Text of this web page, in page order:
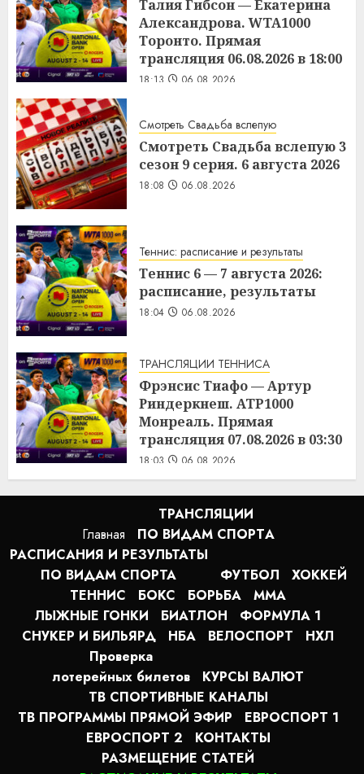
Талия Гибсон — Екатерина
Александрова. WTA1000
Торонто. Прямая
трансляция 06.08.2026 в 18:00
18:13 06.08.2026
Смотреть Свадьба вслепую
Смотреть Свадьба вслепую 3
сезон 9 серия. 6 августа 2026
18:08 06.08.2026
Теннис: расписание и результаты
Теннис 6 — 7 августа 2026:
расписание, результаты
18:04 06.08.2026
ТРАНСЛЯЦИИ ТЕННИСА
Фрэнсис Тиафо — Артур
Риндеркнеш. ATP1000
Монреаль. Прямая
трансляция 07.08.2026 в 03:30
18:03 06.08.2026
Главная
ТРАНСЛЯЦИИ
ПО ВИДАМ СПОРТA
РАСПИСАНИЯ И РЕЗУЛЬТАТЫ
ПО ВИДАМ СПОРТА
ФУТБОЛ
ХОККЕЙ
ТЕННИС
БОКС БОРЬБА
MMA
ЛЫЖНЫЕ ГОНКИ
БИАТЛОН
ФОРМУЛА 1
СНУКЕР И БИЛЬЯРД
НБА ВЕЛОСПОРТ
НХЛ
Проверка
лотерейных билетов
КУРСЫ ВАЛЮТ
ТВ СПОРТИВНЫЕ КАНАЛЫ
ТВ ПРОГРАММЫ ПРЯМОЙ ЭФИР
ЕВРОСПОРТ 1
ЕВРОСПОРТ 2
КОНТАКТЫ
РАЗМЕЩЕНИЕ СТАТЕЙ